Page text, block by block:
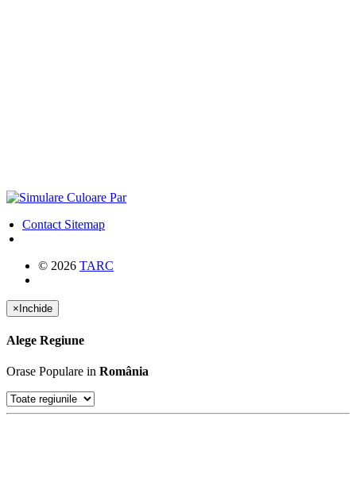
Contact Sitemap
© 2026 TARC
× Inchide
Alege Regiune
Orase Populare in România